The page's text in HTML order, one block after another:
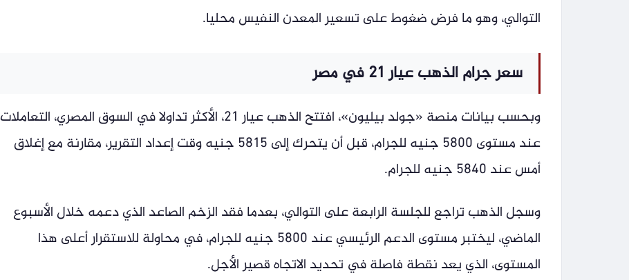
التوالي، وهو ما فرض ضغوط على تسعير المعدن النفيس محليا.
سعر جرام الذهب عيار 21 في مصر
وبحسب بيانات منصة «جولد بيليون»، افتتح الذهب عيار 21، الأكثر تداولا في السوق المصري، التعاملات
عند مستوى 5800 جنيه للجرام، قبل أن يتحرك إلى 5815 جنيه وقت إعداد التقرير، مقارنة مع إغلاق
أمس عند 5840 جنيه للجرام.
وسجل الذهب تراجع للجلسة الرابعة على التوالي، بعدما فقد الزخم الصاعد الذي دعمه خلال الأسبوع
الماضي، ليختبر مستوى الدعم الرئيسي عند 5800 جنيه للجرام، في محاولة للاستقرار أعلى هذا
المستوى، الذي يعد نقطة فاصلة في تحديد الاتجاه قصير الأجل.